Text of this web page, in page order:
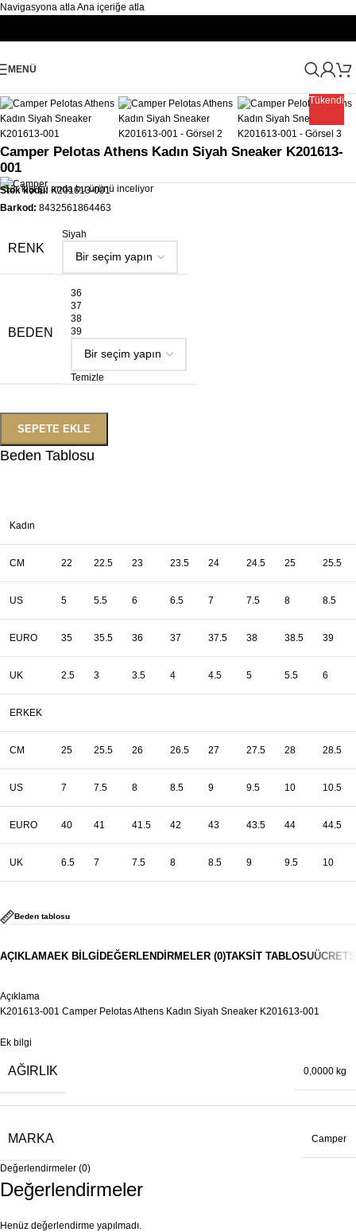
Navigasyona atlaAna içeriğe atla
MENÜ
Ana Sayfa
Tükendi
Camper Pelotas Athens Kadın Siyah Sneaker K201613-
001
13 kişi şu anda bu ürünü inceliyor
Stok kodu: K201613-001
Barkod: 8432561864463
RENK
Siyah
BEDEN
36
37
38
39
Temizle
SEPETE EKLE
Beden Tablosu
Kadın
CM 22 22.5 23 23.5 24 24.5 25 25.5
US 5 5.5 6 6.5 7 7.5 8 8.5
EURO 35 35.5 36 37 37.5 38 38.5 39
UK 2.5 3 3.5 4 4.5 5 5.5 6
ERKEK
CM 25 25.5 26 26.5 27 27.5 28 28.5
US 7 7.5 8 8.5 9 9.5 10 10.5
EURO 40 41 41.5 42 43 43.5 44 44.5
UK 6.5 7 7.5 8 8.5 9 9.5 10
Beden tablosu
AÇIKLAMAEK BILGIDEĞERLENDIRMELER (0)TAKSIT TABLOSU
Açıklama
K201613-001 Camper Pelotas Athens Kadın Siyah Sneaker K201613-001
Ek bilgi
AĞIRLIK 0,0000 kg
MARKA Camper
Değerlendirmeler (0)
Değerlendirmeler
Henüz değerlendirme yapılmadı.